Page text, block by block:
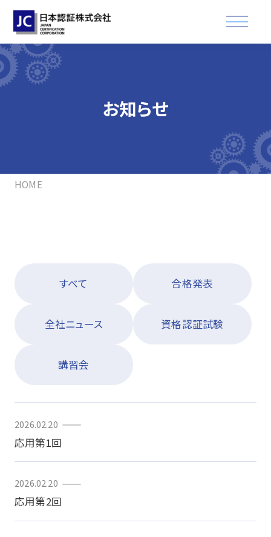
資格認証試験
企業情報
資格・講習関連その他申請
お知らせ
HOME
すべて 合格発表
全社ニュース 資格認証試験
講習会
2026.02.20
応用第1回
2026.02.20
応用第2回